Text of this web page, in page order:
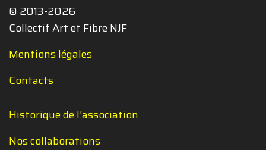
© 2013-2026
Collectif Art et Fibre NJF
Mentions légales
Contacts
Historique de l'association
Nos collaborations